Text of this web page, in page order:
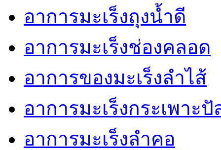
อาการมะเร็งถุงน้ำดี
อาการมะเร็งช่องคลอด
อาการของมะเร็งลำไส้
อาการมะเร็งกระเพาะ
อาการมะเร็งลำคอ